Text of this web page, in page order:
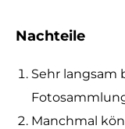
Nachteile
Sehr langsam
Manchmal